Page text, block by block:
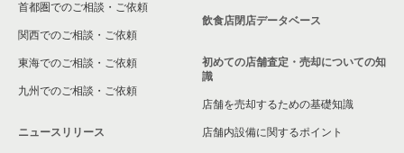
千葉県の洋食の居抜き売却物件の案件一覧
千葉県のその他の居抜き売却物件の案件一覧
覧
覧
北国分駅の現賃料20万円以下の飲食店の居抜き売却物件の案件
首都圏でのご相談・ご依頼
関西でのご相談・ご依頼
東海でのご相談・ご依頼
九州でのご相談・ご依頼
ニュースリリース
飲食店閉店データベース
初めての店舗査定・売却についての知
識
店舗を売却するための基礎知識
店舗内設備に関するポイント